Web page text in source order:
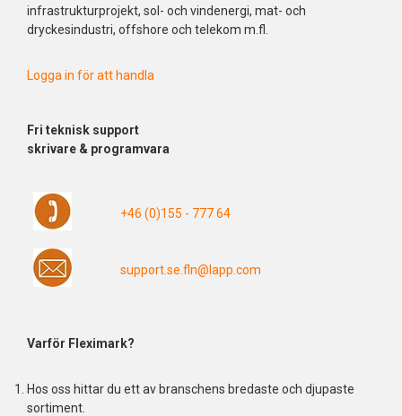
infrastrukturprojekt, sol- och vindenergi, mat- och
dryckesindustri, offshore och telekom m.fl.
Logga in för att handla
Fri teknisk support
skrivare & programvara
+46 (0)155 - 777 64
support.se.fln@lapp.com
Varför Fleximark?
Hos oss hittar du ett av branschens bredaste och djupaste
sortiment.